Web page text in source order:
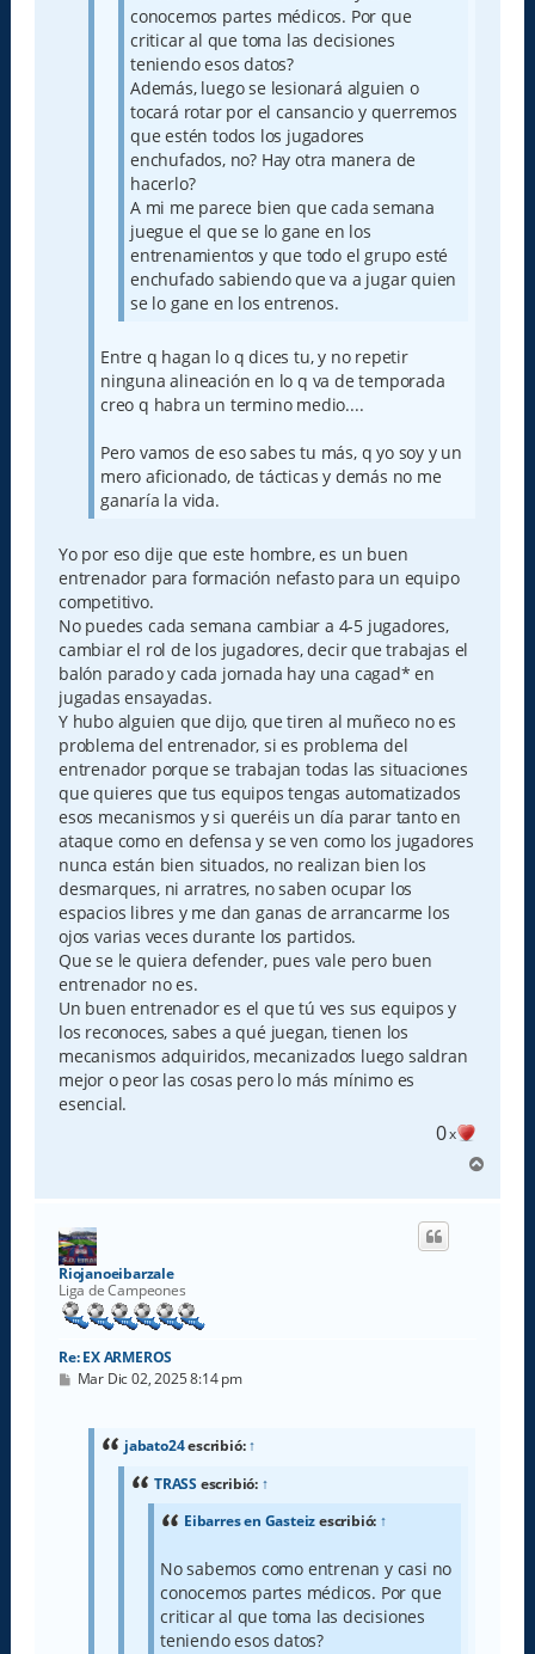
conocemos partes médicos. Por que
criticar al que toma las decisiones
teniendo esos datos?
Además, luego se lesionará alguien o
tocará rotar por el cansancio y querremos
que estén todos los jugadores
enchufados, no? Hay otra manera de
hacerlo?
A mi me parece bien que cada semana
juegue el que se lo gane en los
entrenamientos y que todo el grupo esté
enchufado sabiendo que va a jugar quien
se lo gane en los entrenos.
Entre q hagan lo q dices tu, y no repetir
ninguna alineación en lo q va de temporada
creo q habra un termino medio....
Pero vamos de eso sabes tu más, q yo soy y un
mero aficionado, de tácticas y demás no me
ganaría la vida.
Yo por eso dije que este hombre, es un buen
entrenador para formación nefasto para un equipo
competitivo.
No puedes cada semana cambiar a 4-5 jugadores,
cambiar el rol de los jugadores, decir que trabajas el
balón parado y cada jornada hay una cagad* en
jugadas ensayadas.
Y hubo alguien que dijo, que tiren al muñeco no es
problema del entrenador, si es problema del
entrenador porque se trabajan todas las situaciones
que quieres que tus equipos tengas automatizados
esos mecanismos y si queréis un día parar tanto en
ataque como en defensa y se ven como los jugadores
nunca están bien situados, no realizan bien los
desmarques, ni arratres, no saben ocupar los
espacios libres y me dan ganas de arrancarme los
ojos varias veces durante los partidos.
Que se le quiera defender, pues vale pero buen
entrenador no es.
Un buen entrenador es el que tú ves sus equipos y
los reconoces, sabes a qué juegan, tienen los
mecanismos adquiridos, mecanizados luego saldran
mejor o peor las cosas pero lo más mínimo es
esencial.
0x
r
Riojanoeibarzale
Liga de Campeones
Re: EX ARMEROS
M
Mar Dic 02, 2025 8:14 pm
jabato24escribió:↑
TRASS escribió: ↑
Eibarres en Gasteizescribió: ↑
No sabemos como entrenan y casi no
conocemos partes médicos. Por que
criticar al que toma las decisiones
teniendo esos datos?